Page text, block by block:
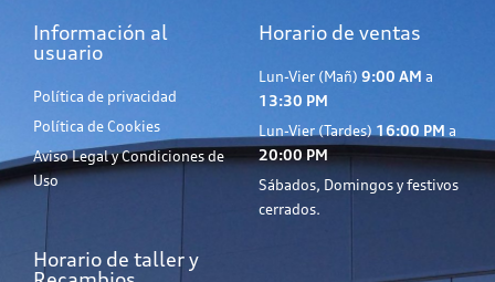
Información al
usuario
Política de privacidad
Política de Cookies
Aviso Legal y Condiciones de
Uso
Horario de ventas
Lun-Vier (Mañ) 9:00 AM a
13:30 PM
Lun-Vier (Tardes)16:00 PM a
20:00 PM
Sábados, Domingos y festivos
cerrados.
Horario de taller y